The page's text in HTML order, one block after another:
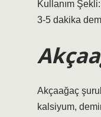
Kullanım
3-5 dakika
Akçaağaç
kalsiyum,